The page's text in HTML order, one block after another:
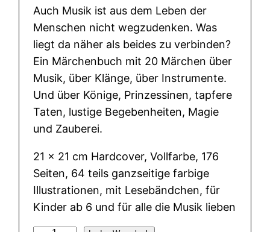
Auch Musik ist aus dem Leben der
Menschen nicht wegzudenken. Was
liegt da näher als beides zu verbinden?
Ein Märchenbuch mit 20 Märchen über
Musik, über Klänge, über Instrumente.
Und über Könige, Prinzessinen, tapfere
Taten, lustige Begebenheiten, Magie
und Zauberei.
21 x 21 cm Hardcover, Vollfarbe, 176
Seiten, 64 teils ganzseitige farbige
Illustrationen, mit Lesebändchen, für
Kinder ab 6 und für alle die Musik lieben